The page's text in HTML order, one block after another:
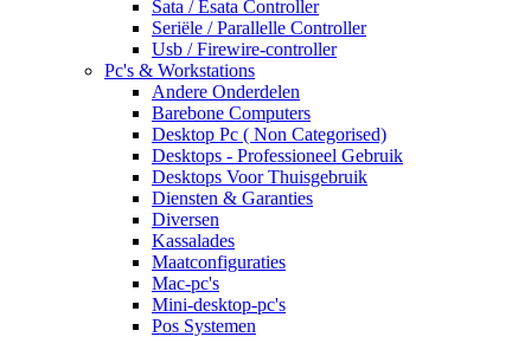
Sata / Esata Controller
Seriële / Parallelle Controller
Usb / Firewire-controller
Pc's & Workstations
Andere Onderdelen
Barebone Computers
Desktop Pc ( Non Categorised)
Desktops - Professioneel Gebruik
Desktops Voor Thuisgebruik
Diensten & Garanties
Diversen
Kassalades
Maatconfiguraties
Mac-pc's
Mini-desktop-pc's
Pos Systemen